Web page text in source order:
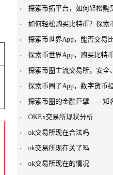
探索币拓平台，如何轻松购
如何轻松购买比特币？探索
探索币世界App，能否交易
探索币世界App，购买比特
探索币圈主流交易所，安全
探索币圈子App，数字货币
探索币圈的金融巨擘——知
OKEx交易所现状分析
ok交易所现在合法吗
ok交易所现在关了吗
ok交易所现在的情况